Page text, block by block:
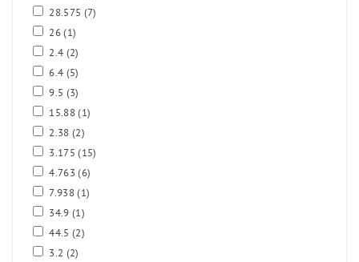
28.575 (7)
26(1)
2.4 (2)
6.4 (5)
9.5 (3)
15.88(1)
2.38 (2)
3.175(15)
4.763(6)
7.938(1)
34.9 (1)
44.5 (2)
3.2 (2)